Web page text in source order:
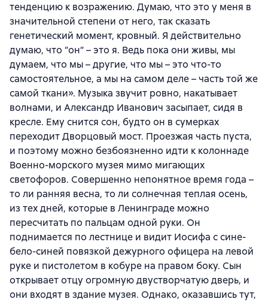
тенденцию к возражению. Думаю, что это у меня в
значительной степени от него, так сказать
генетический момент, кровный. Я действительно
думаю, что “он” – это я. Ведь пока они живы, мы
думаем, что мы – другие, что мы – это что-то
самостоятельное, а мы на самом деле – часть той же
самой ткани». Музыка звучит ровно, накатывает
волнами, и Александр Иванович засыпает, сидя в
кресле. Ему снится сон, будто он в сумерках
переходит Дворцовый мост. Проезжая часть пуста,
и поэтому можно безбоязненно идти к колоннаде
Военно-морского музея мимо мигающих
светофоров. Совершенно непонятное время года –
то ли ранняя весна, то ли солнечная теплая осень,
из тех дней, которые в Ленинграде можно
пересчитать по пальцам одной руки. Он
поднимается по лестнице и видит Иосифа с сине-
бело-синей повязкой дежурного офицера на левой
руке и пистолетом в кобуре на правом боку. Сын
открывает отцу огромную двустворчатую дверь, и
они входят в здание музея. Однако, оказавшись тут,